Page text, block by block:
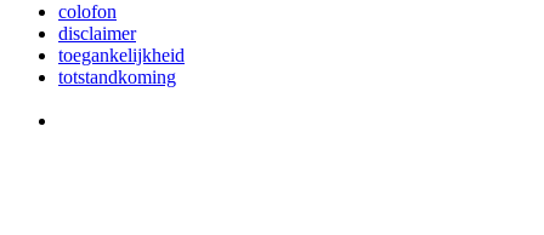
colofon
disclaimer
toegankelijkheid
totstandkoming